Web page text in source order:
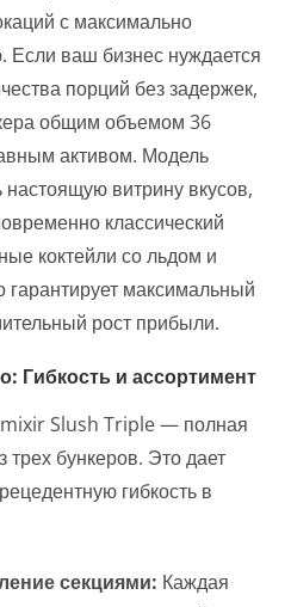
с максимально
Если ваш бизнес нуждается
порций без задержек,
общим объемом 36
активом. Модель
настоящую витрину вкусов,
классический
коктейли со льдом и
максимальный
рост прибыли.
Гибкость и ассортимент
Slush Triple — полная
трех бункеров. Это дает
гибкость в
секциями: Каждая